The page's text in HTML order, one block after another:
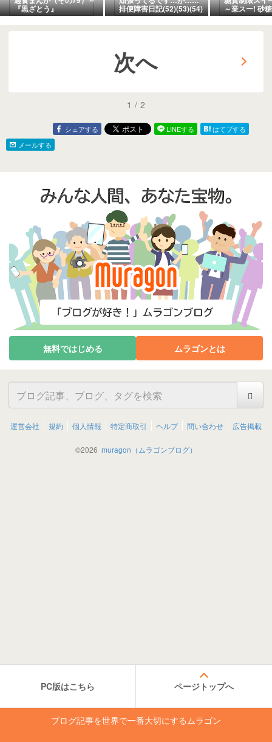
『黒ざとう』 排便障害日記(52)(53)(54) ～業スー! 砂
ーモンドチョ
次へ
1 / 2
シェアする LINEする
はてブする
メールする
無料ではじめる ムラゴンとは
運営会社 規約 個人情報 特定商取引 ヘルプ 問い合わせ 広告掲載
©2026 muragon（ムラゴンブログ）
PC版はこちら ページトップへ
ブログ記事を世界で一番大切にするムラゴン